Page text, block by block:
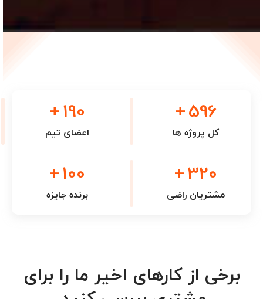
596
+
کل پروژه ها
190
+
اعضای تیم
320
+
مشتریان راضی
100
+
برنده جایزه
برخی از کارهای اخیر ما را برای